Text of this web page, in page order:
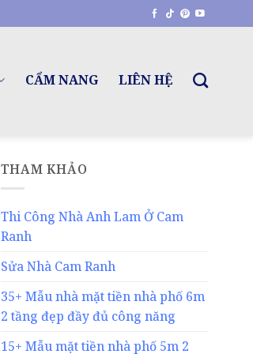
CẨM NANG LIÊN HỆ
THAM KHẢO
Thi Công Nhà Anh Lam Ở Cam
Ranh
Sửa Nhà Cam Ranh
35+ Mẫu nhà mặt tiền nhà phố 6m
2 tầng đẹp đầy đủ công năng
15+ Mẫu mặt tiền nhà phố 5m 2